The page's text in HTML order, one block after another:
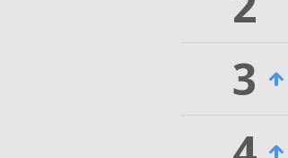
3